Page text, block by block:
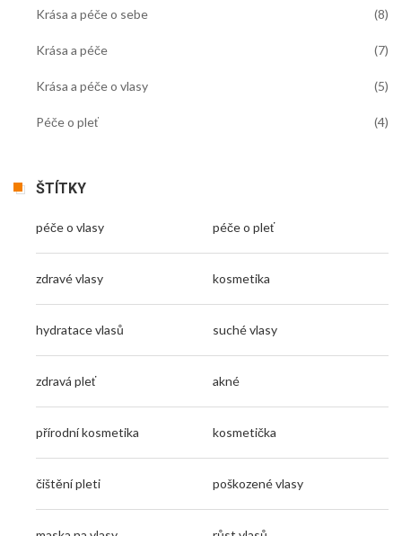
Krása a péče o sebe (8)
Krása a péče (7)
Krása a péče o vlasy (5)
Péče o pleť (4)
ŠTÍTKY
péče o vlasy péče o pleť
zdravé vlasy kosmetika
hydratace vlasů suché vlasy
zdravá pleť akné
přírodní kosmetika kosmetička
čištění pleti poškozené vlasy